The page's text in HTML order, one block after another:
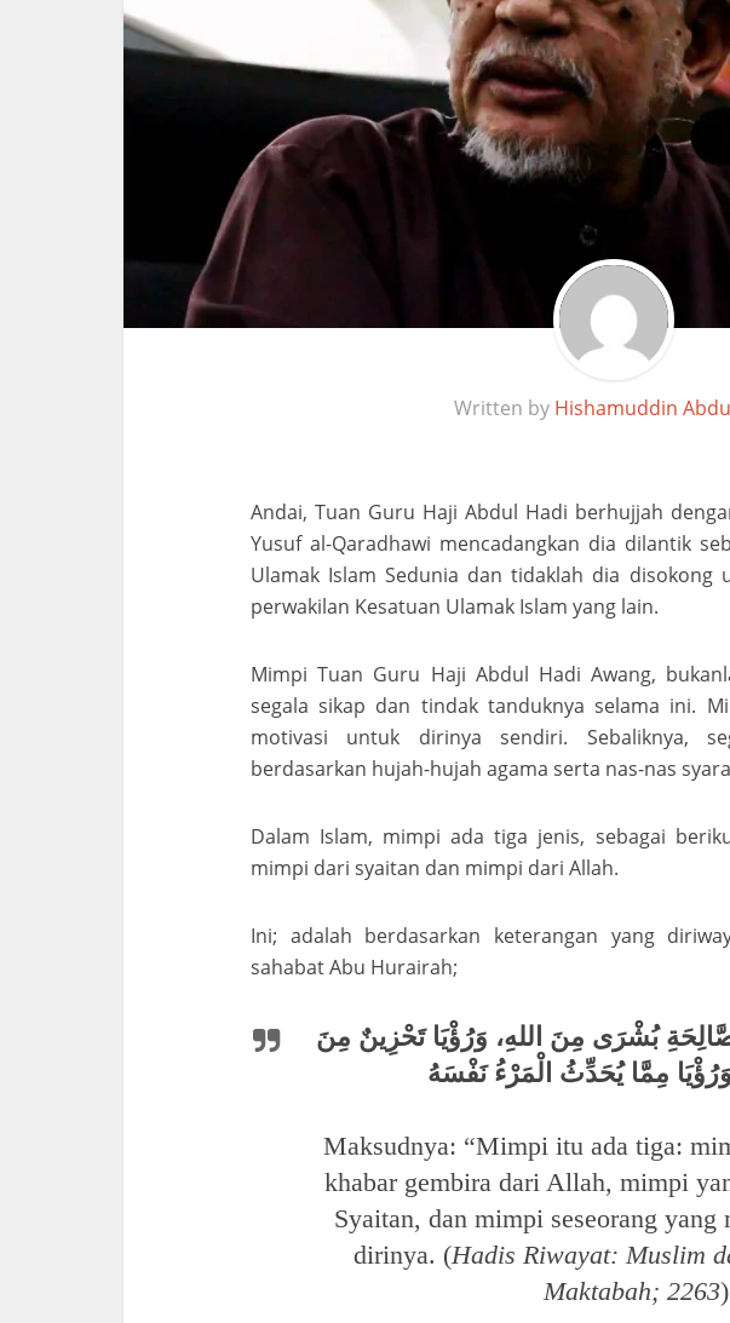
Written by Hishamuddin
Andai, Tuan Guru Haji Abdul Hadi berhujjah
Yusuf al-Qaradhawi mencadangkan dia dilantik
Ulamak Islam Sedunia dan tidaklah dia
perwakilan Kesatuan Ulamak Islam yang lain.
Mimpi Tuan Guru Haji Abdul Hadi Awang,
segala sikap dan tindak tanduknya selama ini.
motivasi untuk dirinya sendiri. Sebaliknya,
berdasarkan hujah-hujah agama serta nas-nas
Dalam Islam, mimpi ada tiga jenis, sebagai
mimpi dari syaitan dan mimpi dari Allah.
Ini; adalah berdasarkan keterangan yang
sahabat Abu Hurairah;
بُشْرَى مِنَ اللهِ، وَرُؤْيَا تَحْزِينٌ مِنَ
مِمَّا يُحَدِّثُ الْمَرْءُ نَفْسَهُ
Maksudnya: “Mimpi itu ada tiga:
khabar gembira dari Allah, mimpi
Syaitan, dan mimpi seseorang yang
dirinya. (Hadis Riwayat: Muslim
Maktabah; 2263)